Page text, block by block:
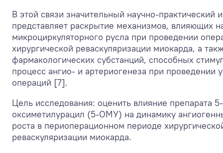
В этой связи значительный научно-практический
представляет раскрытие механизмов, влияющих
микроциркуляторного русла при проведении
хирургической реваскуляризации миокарда, а
фармакологических субстанций, способных
процесс ангио- и артериогенеза при проведении
операций [7].
Цель исследования: оценить влияние препарата 5-
оксиметилурацил (5-ОМУ) на динамику
роста в периоперационном периоде
реваскуляризации миокарда.